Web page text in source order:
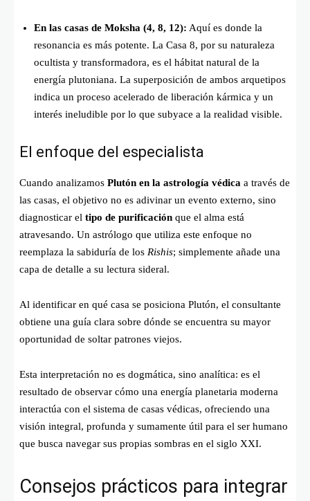
En las casas de Moksha (4, 8, 12): Aquí es donde la
resonancia es más potente. La Casa 8, por su naturaleza
ocultista y transformadora, es el hábitat natural de la
energía plutoniana. La superposición de ambos arquetipos
indica un proceso acelerado de liberación kármica y un
interés ineludible por lo que subyace a la realidad visible.
El enfoque del especialista
Cuando analizamos Plutón en la astrología védica a través de
las casas, el objetivo no es adivinar un evento externo, sino
diagnosticar el tipo de purificación que el alma está
atravesando. Un astrólogo que utiliza este enfoque no
reemplaza la sabiduría de los Rishis; simplemente añade una
capa de detalle a su lectura sideral.
Al identificar en qué casa se posiciona Plutón, el consultante
obtiene una guía clara sobre dónde se encuentra su mayor
oportunidad de soltar patrones viejos.
Esta interpretación no es dogmática, sino analítica: es el
resultado de observar cómo una energía planetaria moderna
interactúa con el sistema de casas védicas, ofreciendo una
visión integral, profunda y sumamente útil para el ser humano
que busca navegar sus propias sombras en el siglo XXI.
Consejos prácticos para integrar